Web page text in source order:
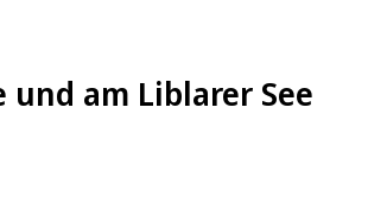
am Liblarer See